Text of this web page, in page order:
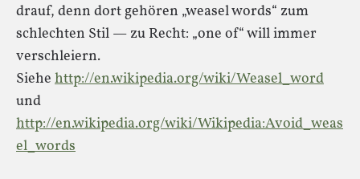
drauf, denn dort gehören „weasel words“ zum
schlechten Stil — zu Recht: „one of“ will immer
verschleiern.
Siehe http://en.wikipedia.org/wiki/Weasel_word
und
http://en.wikipedia.org/wiki/Wikipedia:Avoid_weas
el_words